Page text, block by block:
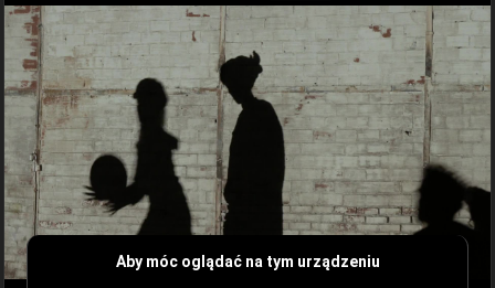
Aby móc oglądać na tym urządzeniu